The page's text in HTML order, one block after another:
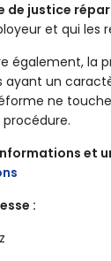
de justice
et qui les
également, la
ayant un
ne
et
: